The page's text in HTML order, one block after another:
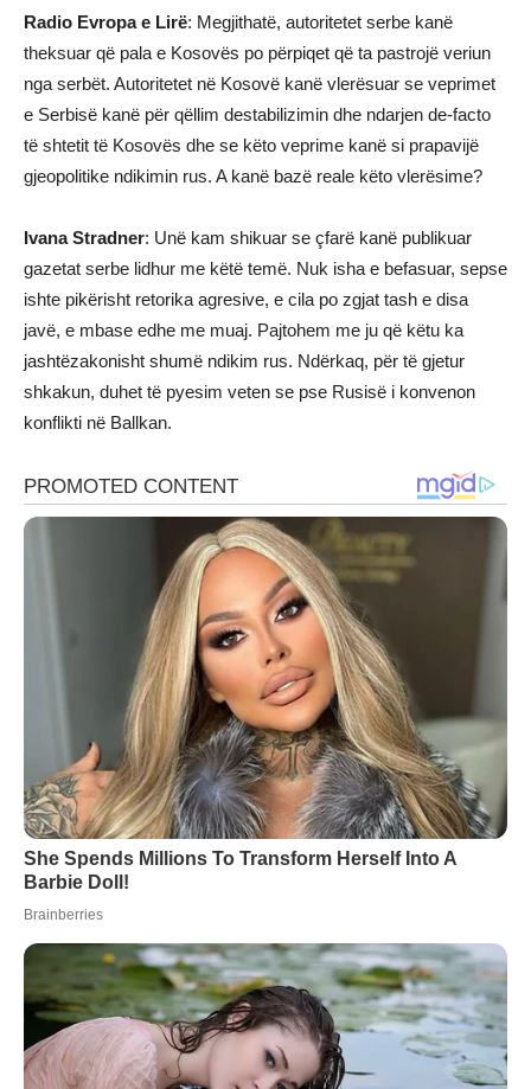
Radio Evropa e Lirë: Megjithatë, autoritetet serbe kanë
theksuar që pala e Kosovës po përpiqet që ta pastrojë veriun
nga serbët. Autoritetet në Kosovë kanë vlerësuar se veprimet
e Serbisë kanë për qëllim destabilizimin dhe ndarjen de-facto
të shtetit të Kosovës dhe se këto veprime kanë si prapavijë
gjeopolitike ndikimin rus. A kanë bazë reale këto vlerësime?
Ivana Stradner: Unë kam shikuar se çfarë kanë publikuar
gazetat serbe lidhur me këtë temë. Nuk isha e befasuar, sepse
ishte pikërisht retorika agresive, e cila po zgjat tash e disa
javë, e mbase edhe me muaj. Pajtohem me ju që këtu ka
jashtëzakonisht shumë ndikim rus. Ndërkaq, për të gjetur
shkakun, duhet të pyesim veten se pse Rusisë i konvenon
konflikti në Ballkan.